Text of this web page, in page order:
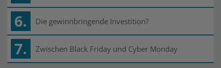
6. Die gewinnbringende Investition?
7. Zwischen Black Friday und Cyber Monday